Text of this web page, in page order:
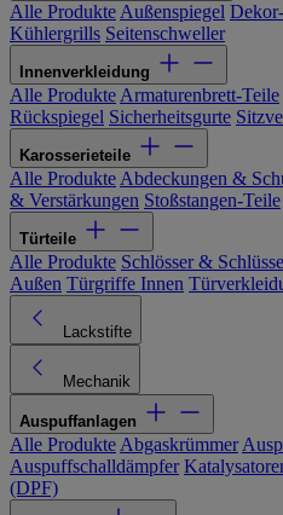
Alle Produkte Außenspiegel
Kühlergrills Seitenschweller
Innenverkleidung
Alle Produkte Armaturenbrett-Teile
Rückspiegel Sicherheitsgurte
Karosserieteile
Alle Produkte Abdeckungen &
& Verstärkungen Stoßstangen-Teile
Türteile
Alle Produkte Schlösser &
Außen Türgriffe Innen
Lackstifte
Mechanik
Auspuffanlagen
Alle Produkte Abgaskrümmer
Auspuffschalldämpfer
(DPF)